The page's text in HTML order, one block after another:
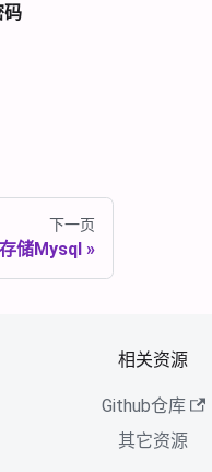
码
下一页
储Mysql
相关资源
Github仓库
其它资源